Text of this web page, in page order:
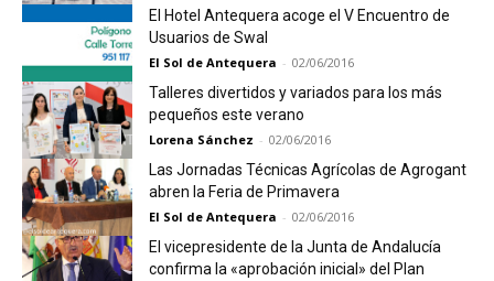
El Hotel Antequera acoge el V Encuentro de
Usuarios de Swal
El Sol de Antequera - 02/06/2016
Talleres divertidos y variados para los más
pequeños este verano
Lorena Sánchez - 02/06/2016
Las Jornadas Técnicas Agrícolas de Agrogant
abren la Feria de Primavera
El Sol de Antequera - 02/06/2016
El vicepresidente de la Junta de Andalucía
confirma la «aprobación inicial» del Plan